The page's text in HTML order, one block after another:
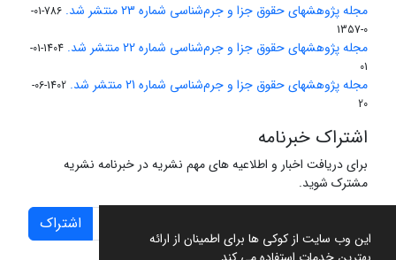
این وب سایت از کوکی ها برای اطمینان از ارائه
مجله پژوهشهای حقوق جزا و جرم‌شناسی شماره 23 منتشر شد.
786-01-
0-1357
مجله پژوهشهای حقوق جزا و جرم‌شناسی شماره 22 منتشر شد.
1404-01-
01
مجله پژوهشهای حقوق جزا و جرم‌شناسی شماره 21 منتشر شد.
1402-06-
20
اشتراک خبرنامه
برای دریافت اخبار و اطلاعیه های مهم نشریه در خبرنامه نشریه
مشترک شوید.
اشتراک